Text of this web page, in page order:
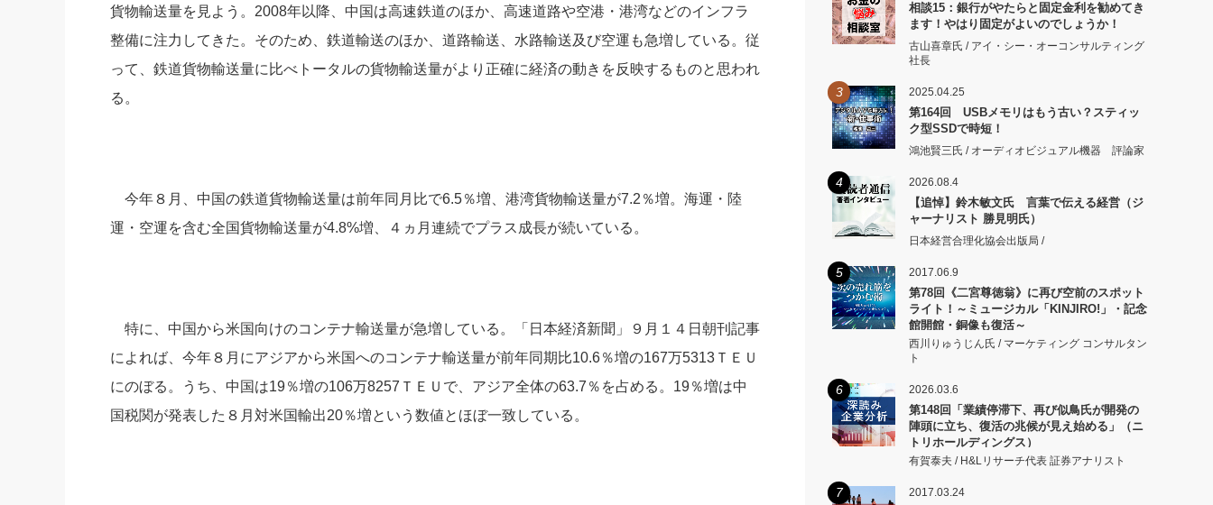
貨物輸送量を見よう。2008年以降、中国は高速鉄道のほか、高速道路や空港・港湾などのインフラ
整備に注力してきた。そのため、鉄道輸送のほか、道路輸送、水路輸送及び空運も急増している。従
って、鉄道貨物輸送量に比べトータルの貨物輸送量がより正確に経済の動きを反映するものと思われ
る。
今年８月、中国の鉄道貨物輸送量は前年同月比で6.5％増、港湾貨物輸送量が7.2％増。海運・陸
運・空運を含む全国貨物輸送量が4.8%増、４ヵ月連続でプラス成長が続いている。
特に、中国から米国向けのコンテナ輸送量が急増している。「日本経済新聞」９月１４日朝刊記事
によれば、今年８月にアジアから米国へのコンテナ輸送量が前年同期比10.6％増の167万5313ＴＥＵ
にのぼる。うち、中国は19％増の106万8257ＴＥＵで、アジア全体の63.7％を占める。19％増は中
国税関が発表した８月対米国輸出20％増という数値とほぼ一致している。
相談15：銀行がやたらと固定金利を勧めてき
ます！やはり固定がよいのでしょうか！
古山喜章氏 / アイ・シー・オーコンサルティング
社長
3 2025.04.25
第164回 USBメモリはもう古い？スティッ
ク型SSDで時短！
鴻池賢三氏 / オーディオビジュアル機器 評論家
4 2026.08.4
【追悼】鈴木敏文氏 言葉で伝える経営（ジ
ャーナリスト 勝見明氏）
日本経営合理化協会出版局 /
5 2017.06.9
第78回《二宮尊徳翁》に再び空前のスポット
ライト！～ミュージカル「KINJIRO!」・記念
館開館・銅像も復活～
西川りゅうじん氏 / マーケティング コンサルタン
ト
6 2026.03.6
第148回「業績停滞下、再び似鳥氏が開発の
陣頭に立ち、復活の兆候が見え始める」（ニ
トリホールディングス）
有賀泰夫 / H&Lリサーチ代表 証券アナリスト
7 2017.03.24